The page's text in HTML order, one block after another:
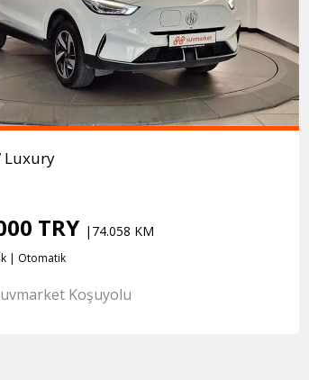
Luxury
TRY |74.058 KM
| Otomatik
Koşuyolu